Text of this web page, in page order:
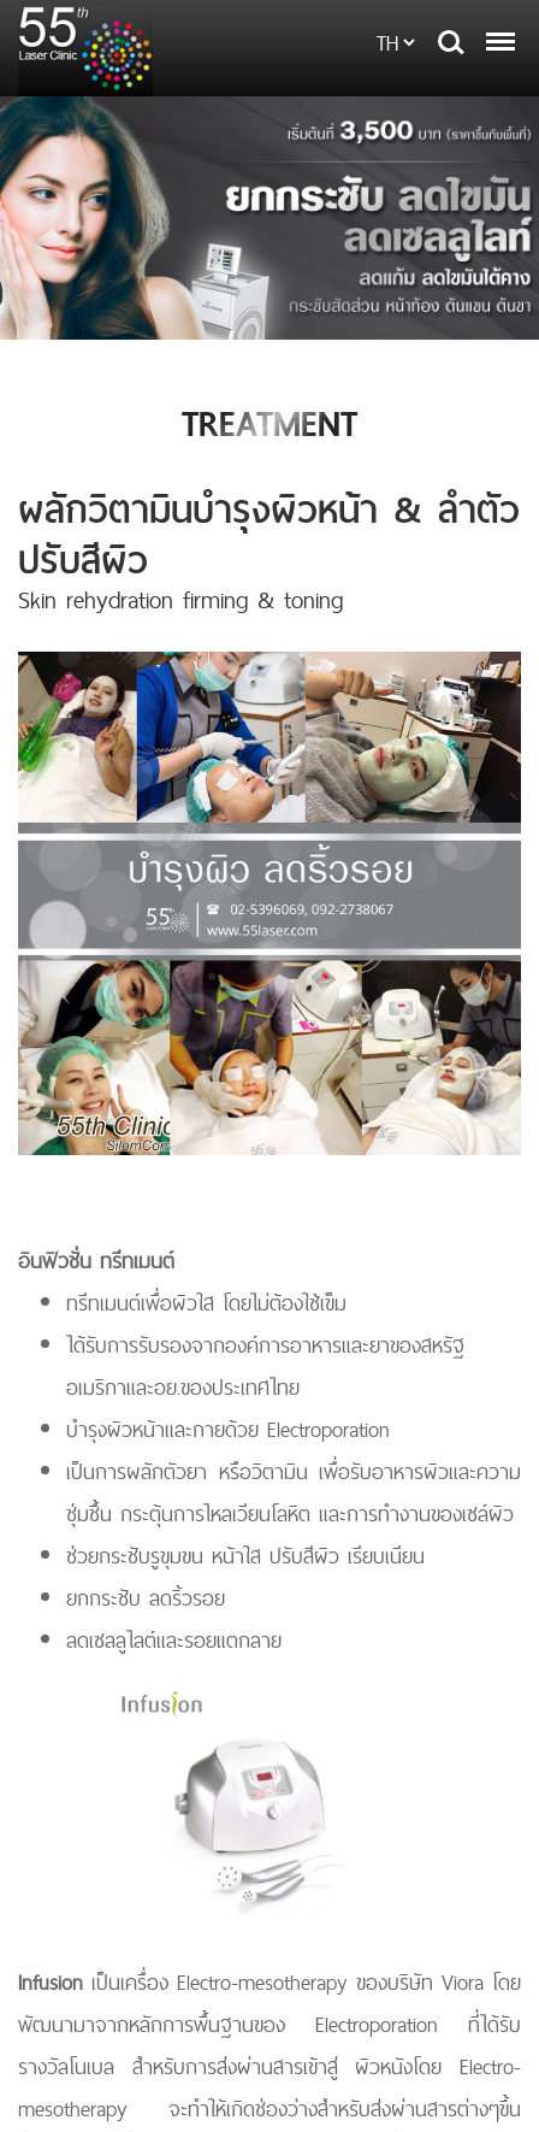
TREATMENT
ผลักวิตามินบำรุงผิวหน้า & ลำตัว
ปรับสีผิว
Skin rehydration firming & toning
อินฟิวชั่น ทรีทเมนต์
ทรีทเมนต์เพื่อผิวใส โดยไม่ต้องใช้เข็ม
ได้รับการรับรองจากองค์การอาหารและยาของสหรัฐ
อเมริกาและอย.ของประเทศไทย
บำรุงผิวหน้าและกายด้วย Electroporation
เป็นการผลักตัวยา หรือวิตามิน เพื่อรับอาหารผิวและความ
ชุ่มชื้น กระตุ้นการไหลเวียนโลหิต และการทำงานของเซล์ผิว
ช่วยกระชับรูขุมขน หน้าใส ปรับสีผิว เรียบเนียน
ยกกระชับ ลดริ้วรอย
ลดเซลลูไลต์และรอยแตกลาย
Infusion เป็นเครื่อง Electro-mesotherapy ของบริษัท Viora โดย
พัฒนามาจากหลักการพื้นฐานของ Electroporation ที่ได้รับ
รางวัลโนเบล สำหรับการส่งผ่านสารเข้าสู่ ผิวหนังโดย Electro-
mesotherapy จะทำให้เกิดช่องว่างสำหรับส่งผ่านสารต่างๆขึ้น